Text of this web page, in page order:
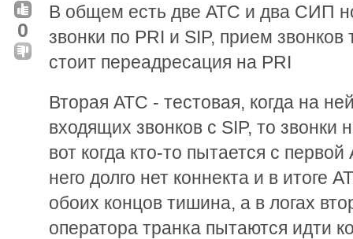
0
В общем есть две АТС и два СИП
звонки по PRI и SIP, прием
стоит переадресация на PRI
Вторая АТС - тестовая, когда на
входящих звонков с SIP, то звонки
вот когда кто-то пытается с
него долго нет коннекта и в итоге
обоих концов тишина, а в логах
оператора транка пытаются идти